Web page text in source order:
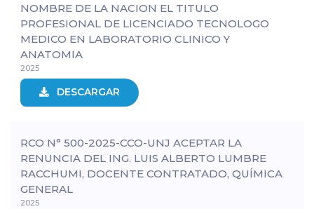
NOMBRE DE LA NACION EL TITULO
PROFESIONAL DE LICENCIADO TECNOLOGO
MEDICO EN LABORATORIO CLINICO Y
ANATOMIA
2025
DESCARGAR
RCO N° 500-2025-CCO-UNJ ACEPTAR LA
RENUNCIA DEL ING. LUIS ALBERTO LUMBRE
RACCHUMI, DOCENTE CONTRATADO, QUÍMICA
GENERAL
2025